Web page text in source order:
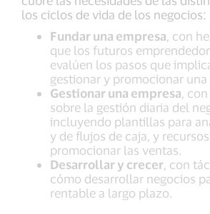
los ciclos de vida de los negocios:
Fundar una empresa, con
que los futuros
evalúen los pasos que
gestionar y promocionar
Gestionar una empresa,
sobre la gestión diaria del
incluyendo plantillas para
y de flujos de caja, y
promocionar las ventas.
Desarrollar y crecer, con
cómo desarrollar negocios
rentable a largo plazo.